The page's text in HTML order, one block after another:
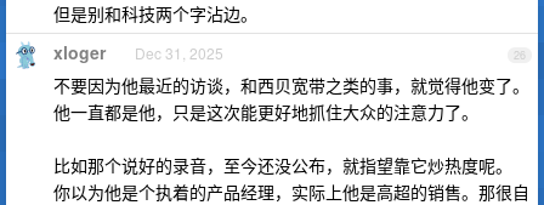
但是别和科技两个字沾边。
26
xloger Dec 31, 2025
不要因为他最近的访谈，和西贝宽带之类的事，就觉得他变了。
他一直都是他，只是这次能更好地抓住大众的注意力了。
比如那个说好的录音，至今还没公布，就指望靠它炒热度呢。
你以为他是个执着的产品经理，实际上他是高超的销售。那很自